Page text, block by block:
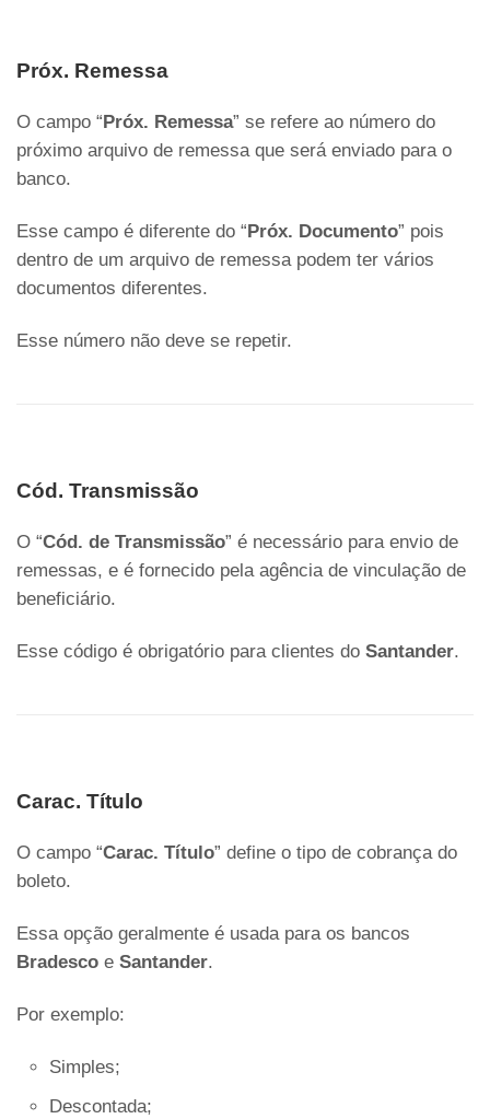
Próx. Remessa
O campo “ Próx. Remessa” se refere ao número do
próximo arquivo de remessa que será enviado para o
banco.
Esse campo é diferente do “ Próx. Documento” pois
dentro de um arquivo de remessa podem ter vários
documentos diferentes.
Esse número não deve se repetir.
Cód. Transmissão
O “Cód. de Transmissão” é necessário para envio de
remessas, e é fornecido pela agência de vinculação de
beneficiário.
Esse código é obrigatório para clientes do Santander.
Carac. Título
O campo “Carac. Título” define o tipo de cobrança do
boleto.
Essa opção geralmente é usada para os bancos
Bradesco e Santander.
Por exemplo:
Simples;
Descontada;